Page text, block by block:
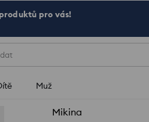
pro vás!
Muž
Mikina